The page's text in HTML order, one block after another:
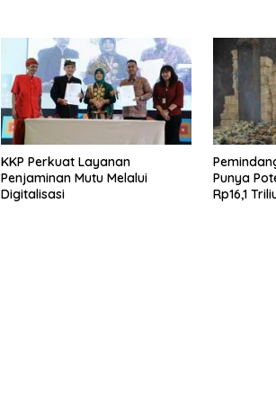
KKP Perkuat Layanan
Penjaminan Mutu Melalui
Digitalisasi
Punya
Rp16,1